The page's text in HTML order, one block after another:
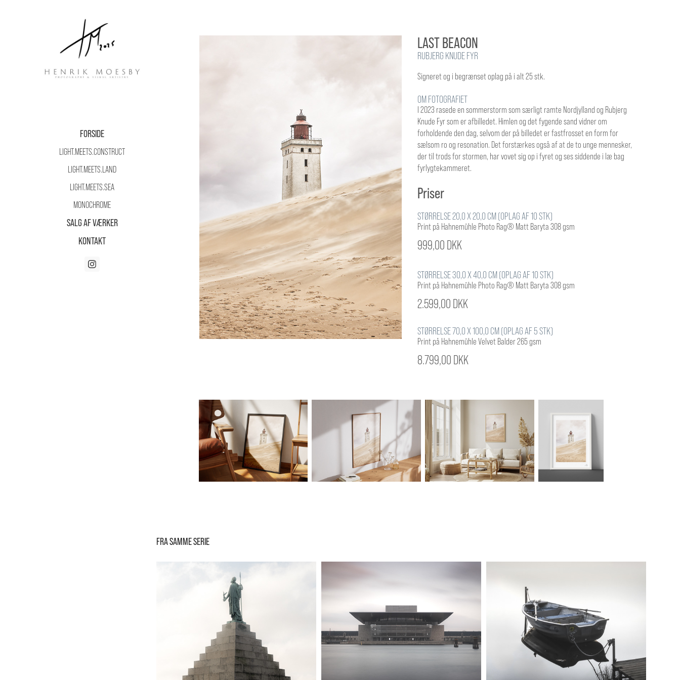
FORSIDE
LIGHT.MEETS.CONSTRUCT
LIGHT.MEETS.LAND
LIGHT.MEETS.SEA
MONOCHROME
SALG AF VÆRKER
KONTAKT
LAST BEACON
RUBJERG KNUDE FYR
Signeret og i begrænset oplag på i alt 25 stk.
OM FOTOGRAFIET
I 2023 rasede en sommerstorm som særligt ramte Nordjylland og Rubjerg
Knude Fyr som er afbilledet. Himlen og det fygende sand vidner om
forholdende den dag, selvom der på billedet er fastfrosset en form for
sælsom ro og resonation. Det forstærkes også af at de to unge mennesker,
der til trods for stormen, har vovet sig op i fyret og ses siddende i læ bag
fyrlygtekammeret.
Priser
STØRRELSE 20,0 X 20,0 CM (OPLAG AF 10 STK)
Print på Hahnemühle Photo Rag® Matt Baryta 308 gsm
999,00 DKK
STØRRELSE 30,0 X 40,0 CM (OPLAG AF 10 STK)
Print på Hahnemühle Photo Rag® Matt Baryta 308 gsm
2.599,00 DKK
STØRRELSE 70,0 X 100,0 CM (OPLAG AF 5 STK)
Print på Hahnemühle Velvet Balder 265 gsm
8.799,00 DKK
FRA SAMME SERIE